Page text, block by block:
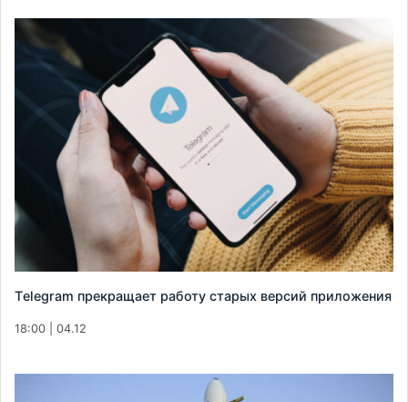
Тelegram прекращает работу старых версий приложения
18:00 | 04.12